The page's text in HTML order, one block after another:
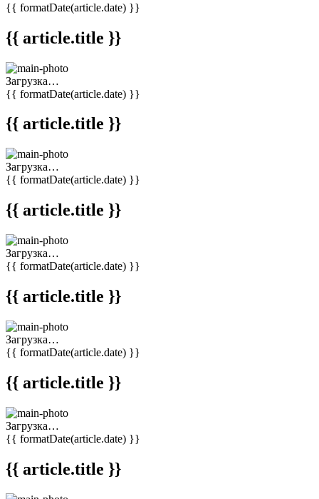
{{ formatDate(article.date) }}
{{ article.title }}
Загрузка…
{{ formatDate(article.date) }}
{{ article.title }}
Загрузка…
{{ formatDate(article.date) }}
{{ article.title }}
Загрузка…
{{ formatDate(article.date) }}
{{ article.title }}
Загрузка…
{{ formatDate(article.date) }}
{{ article.title }}
Загрузка…
{{ formatDate(article.date) }}
{{ article.title }}